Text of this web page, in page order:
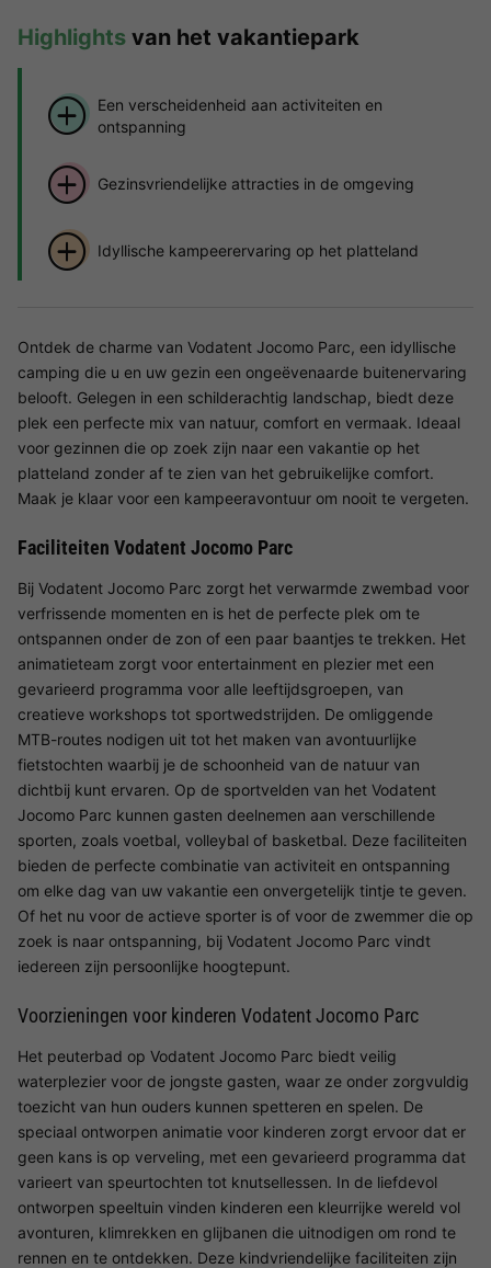
Highlights van het vakantiepark
Een verscheidenheid aan activiteiten en
ontspanning
Gezinsvriendelijke attracties in de omgeving
Idyllische kampeerervaring op het platteland
Ontdek de charme van Vodatent Jocomo Parc, een idyllische
camping die u en uw gezin een ongeëvenaarde buitenervaring
belooft. Gelegen in een schilderachtig landschap, biedt deze
plek een perfecte mix van natuur, comfort en vermaak. Ideaal
voor gezinnen die op zoek zijn naar een vakantie op het
platteland zonder af te zien van het gebruikelijke comfort.
Maak je klaar voor een kampeeravontuur om nooit te vergeten.
Faciliteiten Vodatent Jocomo Parc
Bij Vodatent Jocomo Parc zorgt het verwarmde zwembad voor
verfrissende momenten en is het de perfecte plek om te
ontspannen onder de zon of een paar baantjes te trekken. Het
animatieteam zorgt voor entertainment en plezier met een
gevarieerd programma voor alle leeftijdsgroepen, van
creatieve workshops tot sportwedstrijden. De omliggende
MTB-routes nodigen uit tot het maken van avontuurlijke
fietstochten waarbij je de schoonheid van de natuur van
dichtbij kunt ervaren. Op de sportvelden van het Vodatent
Jocomo Parc kunnen gasten deelnemen aan verschillende
sporten, zoals voetbal, volleybal of basketbal. Deze faciliteiten
bieden de perfecte combinatie van activiteit en ontspanning
om elke dag van uw vakantie een onvergetelijk tintje te geven.
Of het nu voor de actieve sporter is of voor de zwemmer die op
zoek is naar ontspanning, bij Vodatent Jocomo Parc vindt
iedereen zijn persoonlijke hoogtepunt.
Voorzieningen voor kinderen Vodatent Jocomo Parc
Het peuterbad op Vodatent Jocomo Parc biedt veilig
waterplezier voor de jongste gasten, waar ze onder zorgvuldig
toezicht van hun ouders kunnen spetteren en spelen. De
speciaal ontworpen animatie voor kinderen zorgt ervoor dat er
geen kans is op verveling, met een gevarieerd programma dat
varieert van speurtochten tot knutsellessen. In de liefdevol
ontworpen speeltuin vinden kinderen een kleurrijke wereld vol
avonturen, klimrekken en glijbanen die uitnodigen om rond te
rennen en te ontdekken. Deze kindvriendelijke faciliteiten zijn